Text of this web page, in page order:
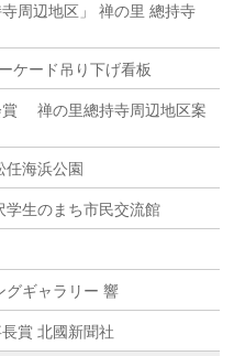
周辺地区」 禅の里 總持寺
ケード吊り下げ看板
賞 禅の里總持寺周辺地区案
任海浜公園
学生のまち市民交流館
グギャラリー 響
賞 北國新聞社